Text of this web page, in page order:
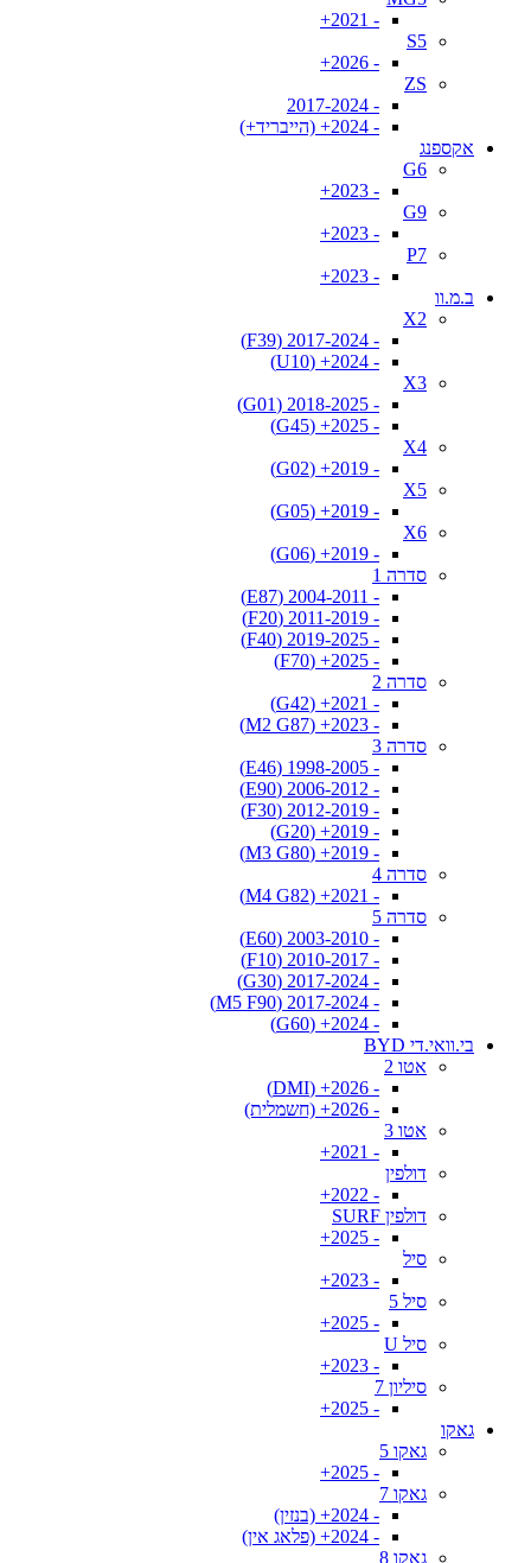
- 2021+
S5
- 2026+
ZS
- 2017-2024
- 2024+ (הייבריד+)
אקספנג
G6
- 2023+
G9
- 2023+
P7
- 2023+
ב.מ.וו
X2
- 2017-2024 (F39)
- 2024+ (U10)
X3
- 2018-2025 (G01)
- 2025+ (G45)
X4
- 2019+ (G02)
X5
- 2019+ (G05)
X6
- 2019+ (G06)
סדרה 1
- 2004-2011 (E87)
- 2011-2019 (F20)
- 2019-2025 (F40)
- 2025+ (F70)
סדרה 2
- 2021+ (G42)
- 2023+ (M2 G87)
סדרה 3
- 1998-2005 (E46)
- 2006-2012 (E90)
- 2012-2019 (F30)
- 2019+ (G20)
- 2019+ (M3 G80)
סדרה 4
- 2021+ (M4 G82)
סדרה 5
- 2003-2010 (E60)
- 2010-2017 (F10)
- 2017-2024 (G30)
- 2017-2024 (M5 F90)
- 2024+ (G60)
בי.וואי.די BYD
אטו 2
- 2026+ (DMI)
- 2026+ (חשמלית)
אטו 3
- 2021+
דולפין
- 2022+
דולפין SURF
- 2025+
סיל
- 2023+
סיל 5
- 2025+
סיל U
- 2023+
סיליון 7
- 2025+
גאקו
גאקו 5
- 2025+
גאקו 7
- 2024+ (בנזין)
- 2024+ (פלאג אין)
גאקו 8